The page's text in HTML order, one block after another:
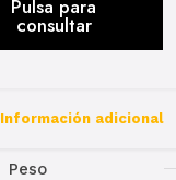
Información adicional
Peso